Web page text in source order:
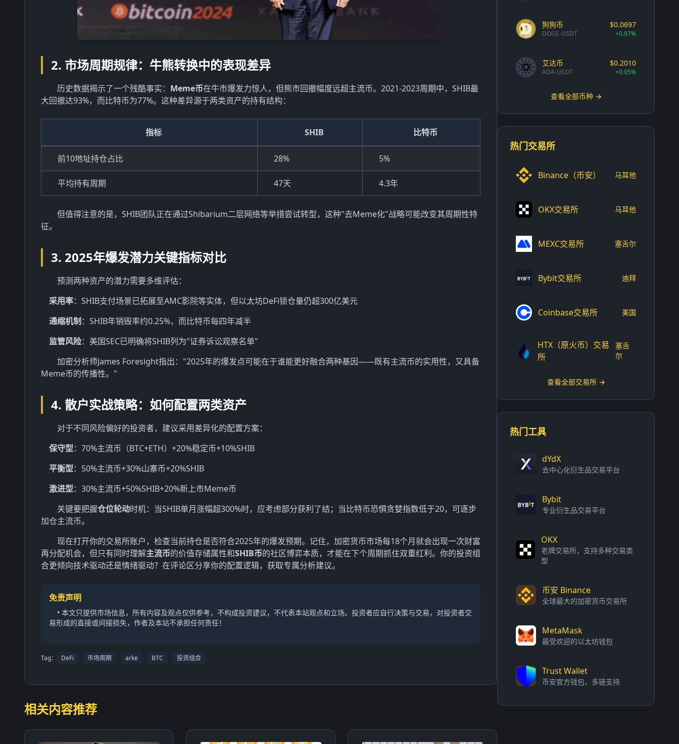
2. 市场周期规律：牛熊转换中的表现差异
历史数据揭示了一个残酷事实： Meme币在牛市爆发力惊人，但熊市回撤幅度远超主流币。2021-2023周期中，SHIB最
大回撤达93%，而比特币为77%。这种差异源于两类资产的持有结构：
指标 SHIB 比特币
前10地址持仓占比 28% 5%
平均持有周期 47天 4.3年
但值得注意的是，SHIB团队正在通过Shibarium二层网络等举措尝试转型，这种"去Meme化"战略可能改变其周期性特
征。
3. 2025年爆发潜力关键指标对比
预测两种资产的潜力需要多维评估：
采用率：SHIB支付场景已拓展至AMC影院等实体，但以太坊DeFi锁仓量仍超300亿美元
通缩机制 ：SHIB年销毁率约0.25%，而比特币每四年减半
监管风险：美国SEC已明确将SHIB列为"证券诉讼观察名单"
加密分析师James Foresight指出："2025年的爆发点可能在于谁能更好融合两种基因——既有主流币的实用性，又具备
Meme币的传播性。"
4. 散户实战策略：如何配置两类资产
对于不同风险偏好的投资者，建议采用差异化的配置方案：
保守型：70%主流币（BTC+ETH）+20%稳定币+10%SHIB
平衡型：50%主流币+30%山寨币+20%SHIB
激进型：30%主流币+50%SHIB+20%新上市Meme币
关键要把握仓位轮动时机：当SHIB单月涨幅超300%时，应考虑部分获利了结；当比特币恐惧贪婪指数低于20，可逐步
加仓主流币。
现在打开你的交易所账户，检查当前持仓是否符合2025年的爆发预期。记住，加密货币市场每18个月就会出现一次财富
再分配机会，但只有同时理解主流币的价值存储属性和SHIB币的社区博弈本质，才能在下个周期抓住双重红利。你的投资组
合更倾向技术驱动还是情绪驱动？在评论区分享你的配置逻辑，获取专属分析建议。
免责声明
• 本文只提供市场信息，所有内容及观点仅供参考，不构成投资建议，不代表本站观点和立场。投资者应自行决策与交易，对投资者交
易形成的直接或间接损失，作者及本站不承担任何责任！
Tag： DeFi 市场周期 arke BTC 投资组合
相关内容推荐
狗狗币
DOGE-USDT
$0.0697
+0.97%
艾达币
ADA-USDT
$0.2010
+0.05%
查看全部币种 →
热门交易所
Binance（币安） 马耳他
OKX交易所 马耳他
MEXC交易所 塞舌尔
Bybit交易所 迪拜
Coinbase交易所 美国
HTX（原火币）交易
所
塞舌
尔
查看全部交易所 →
热门工具
dYdX
去中心化衍生品交易平台
Bybit
专业衍生品交易平台
OKX
老牌交易所，支持多种交易类
型
币安 Binance
全球最大的加密货币交易所
MetaMask
最受欢迎的以太坊钱包
Trust Wallet
币安官方钱包，多链支持